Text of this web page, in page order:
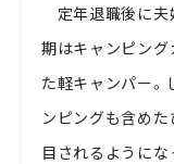
定年退職後に夫
期はキャンピン
た軽キャンパー。
ンピングも含め
目されるように